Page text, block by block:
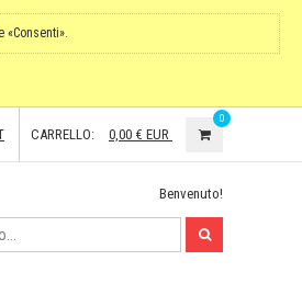
CARRELLO: 0,00 € EUR
0
Benvenuto!